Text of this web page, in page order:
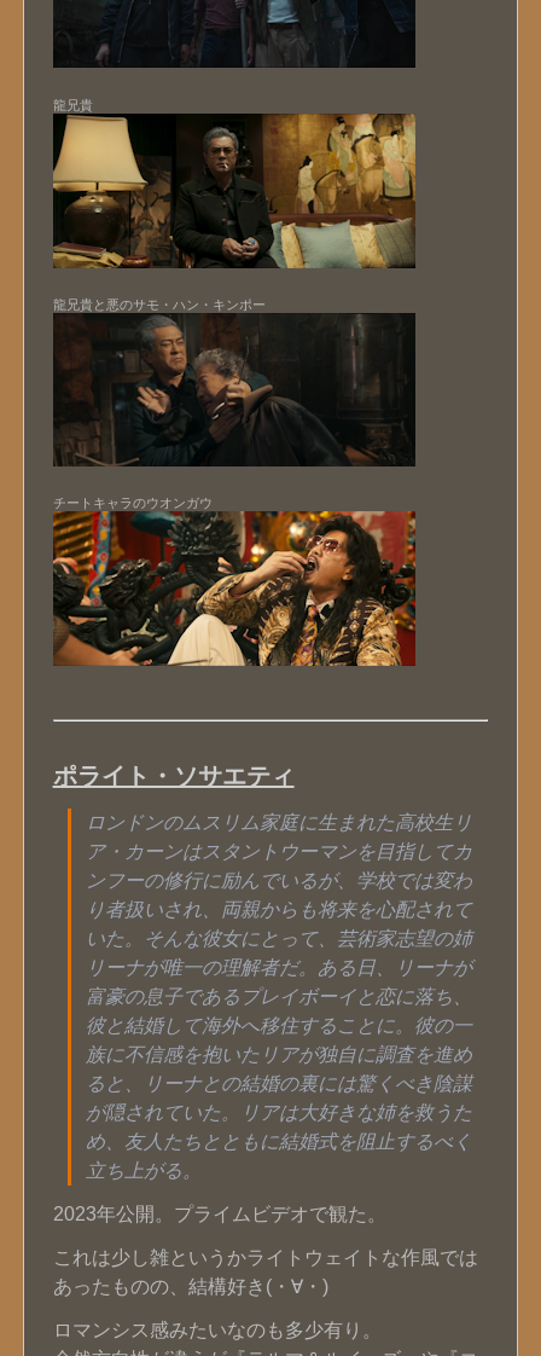
龍兄貴
龍兄貴と悪のサモ・ハン・キンポー
チートキャラのウオンガウ
ポライト・ソサエティ
ロンドンのムスリム家庭に生まれた高校生リ
ア・カーンはスタントウーマンを目指してカ
ンフーの修行に励んでいるが、学校では変わ
り者扱いされ、両親からも将来を心配されて
いた。そんな彼女にとって、芸術家志望の姉
リーナが唯一の理解者だ。ある日、リーナが
富豪の息子であるプレイボーイと恋に落ち、
彼と結婚して海外へ移住することに。彼の一
族に不信感を抱いたリアが独自に調査を進め
ると、リーナとの結婚の裏には驚くべき陰謀
が隠されていた。リアは大好きな姉を救うた
め、友人たちとともに結婚式を阻止するべく
立ち上がる。
2023年公開。プライムビデオで観た。
これは少し雑というかライトウェイトな作風では
あったものの、結構好き(・∀・)
ロマンシス感みたいなのも多少有り。